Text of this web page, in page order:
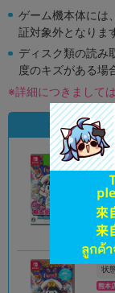
ゲーム機本体には
証対象外となりま
ディスク類の読み
度のキズがある場
※詳細につきまして
新入荷 状
ア
在庫あり
状
熊本